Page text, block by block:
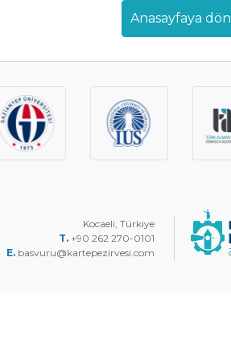
Anasayfaya dön
Kocaeli, Türkiye
T.+90 262 270-0101
E.basvuru@kartepezirvesi.com